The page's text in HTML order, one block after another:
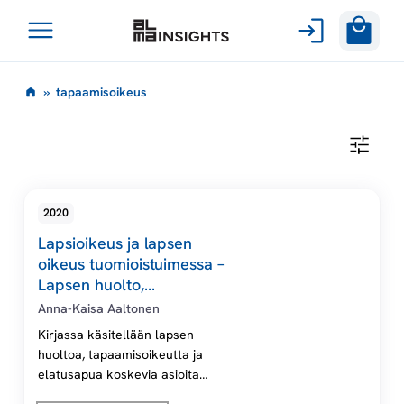
sisältöön
Avaa
t
a
a
m
» tapaamisoikeus
M
K
U
S
2020
Lapsioikeus ja lapsen
oikeus tuomioistuimessa –
Lapsen huolto,
tapaamisoikeus ja elatus,
2., uudistettu painos.
Digikirja
Anna-Kaisa Aaltonen
Kirjassa käsitellään lapsen
huoltoa, tapaamisoikeutta ja
elatusapua koskevia asioita